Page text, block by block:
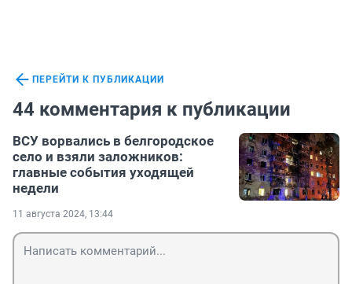
ПЕРЕЙТИ К ПУБЛИКАЦИИ
44 комментария к публикации
ВСУ ворвались в белгородское
село и взяли заложников:
главные события уходящей
недели
11 августа 2024, 13:44